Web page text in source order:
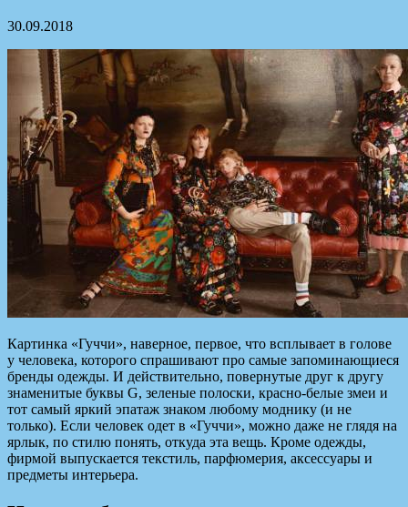
30.09.2018
Картинка «Гуччи», наверное, первое, что всплывает в голове
у человека, которого спрашивают про самые запоминающиеся
бренды одежды. И действительно, повернутые друг к другу
знаменитые буквы G, зеленые полоски, красно-белые змеи и
тот самый яркий эпатаж знаком любому моднику (и не
только). Если человек одет в «Гуччи», можно даже не глядя на
ярлык, по стилю понять, откуда эта вещь. Кроме одежды,
фирмой выпускается текстиль, парфюмерия, аксессуары и
предметы интерьера.